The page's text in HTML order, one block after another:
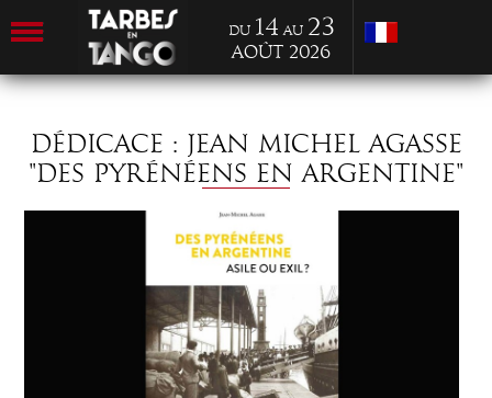
du 14 au 23
Août 2026
DÉDICACE : JEAN MICHEL AGASSE
"DES PYRÉNÉENS EN ARGENTINE"